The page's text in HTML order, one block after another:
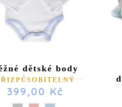
dětské body
399,00 Kč